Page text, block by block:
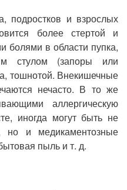
подростков и взрослых
более стертой и
болями в области пупка,
стулом (запоры или
тошнотой. Внекишечные
нечасто. В то же
аллергическую
иногда могут быть не
но и медикаментозные
пыль и т. д.